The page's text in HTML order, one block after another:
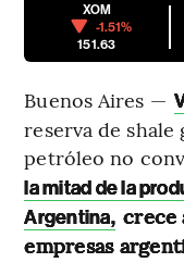
XOM
-1.51%
151.63
Buenos Aires —
reserva de
petróleo no
la mitad de la
Argentina, crece
empresas